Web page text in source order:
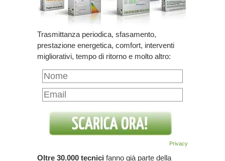
Trasmittanza periodica, sfasamento,
prestazione energetica, comfort, interventi
migliorativi, tempo di ritorno e molto altro:
Privacy
Oltre 30.000 tecnici fanno già parte della